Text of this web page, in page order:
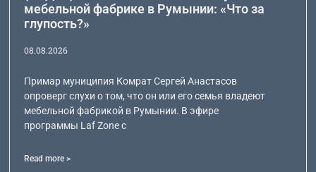
мебельной фабрике в Румынии: «Что за
глупость?»
08.08.2026
Примар муниципия Комрат Сергей Анастасов
опроверг слухи о том, что он или его семья владеют
мебельной фабрикой в Румынии. В эфире
программы Laf Zone с
Read more >